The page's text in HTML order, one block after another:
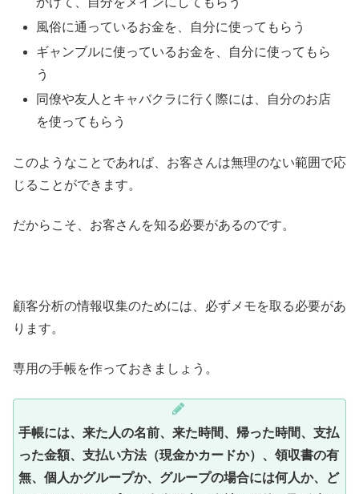
風俗に通っているお金を、自分に使ってもらう
ギャンブルに使っているお金を、自分に使ってもら
う
同僚や友人とキャバクラに行く際には、自分のお店
を使ってもらう
このようなことであれば、お客さんは無理のない範囲で応
じることができます。
だからこそ、お客さんを知る必要があるのです。
顧客分析の情報収集のためには、必ずメモを取る必要があ
ります。
専用の手帳を作っておきましょう。
手帳には、来た人の名前、来た時間、帰った時間、支払
った金額、支払い方法（現金かカードか）、領収書の有
無、個人かグループか、グループの場合には何人か、ど